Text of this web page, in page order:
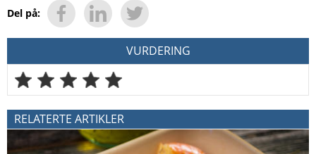
Del på:
VURDERING
RELATERTE ARTIKLER